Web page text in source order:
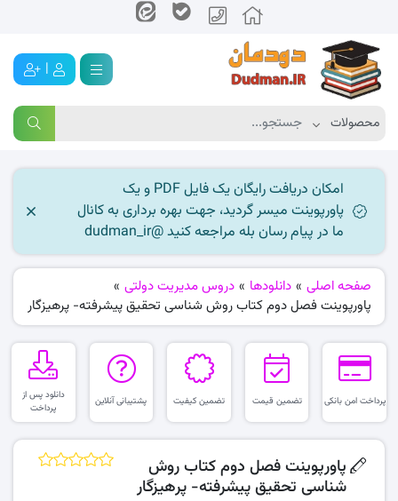
|
امکان دریافت رایگان یک فایل PDF و یک
پاورپوینت میسر گردید، جهت بهره برداری به کانال
ما در پیام رسان بله مراجعه کنید @dudman_ir
صفحه اصلی » دانلودها » دروس مدیریت دولتی »
پاورپوینت فصل دوم کتاب روش شناسی تحقیق پیشرفته- پرهیزگار
پرداخت امن بانکی تضمین قیمت تضمین کیفیت پشتیبانی آنلاین
دانلود پس از
پرداخت
پاورپوینت فصل دوم کتاب روش
شناسی تحقیق پیشرفته- پرهیزگار